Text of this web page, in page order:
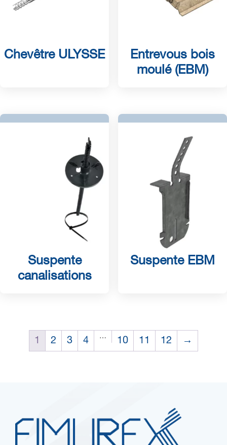
Chevêtre ULYSSE
Entrevous bois
moulé (EBM)
Suspente
canalisations
Suspente EBM
1 2 3 4 … 10 11 12 →